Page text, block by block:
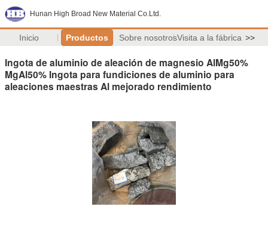
Hunan High Broad New Material Co.Ltd.
Inicio Productos Sobre nosotrosVisita a la fábrica >>
Ingota de aluminio de aleación de magnesio AlMg50%
MgAl50% Ingota para fundiciones de aluminio para
aleaciones maestras Al mejorado rendimiento